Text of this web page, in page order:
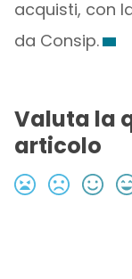
acquisti, con
da Consip.
Valuta la
articolo